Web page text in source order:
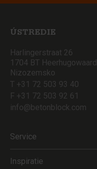
ÚSTREDIE
Harlingerstraat 26
1704 BT Heerhugowaard
Nizozemsko
T +31 72 503 93 40
F +31 72 503 92 61
info@betonblock.com
Service
Inspiratie